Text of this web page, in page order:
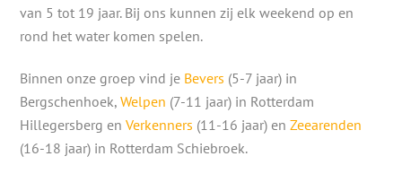
van 5 tot 19 jaar. Bij ons kunnen zij elk weekend op en
rond het water komen spelen.
Binnen onze groep vind je Bevers (5-7 jaar) in
Bergschenhoek,Welpen (7-11 jaar) in Rotterdam
Hillegersberg enVerkenners (11-16 jaar) enZeearenden
(16-18 jaar) in Rotterdam Schiebroek.